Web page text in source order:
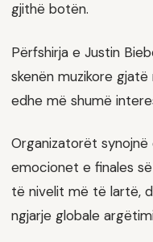
gjithë botën.
Përfshirja e Justin
skenën muzikore
edhe më shumë
Organizatorët
emocionet e finales
të nivelit më të lartë,
ngjarje globale